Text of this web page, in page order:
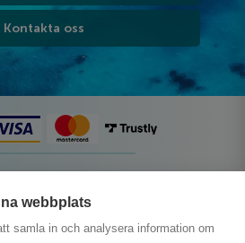
webbplats
samla in och analysera information om
Kontakta oss